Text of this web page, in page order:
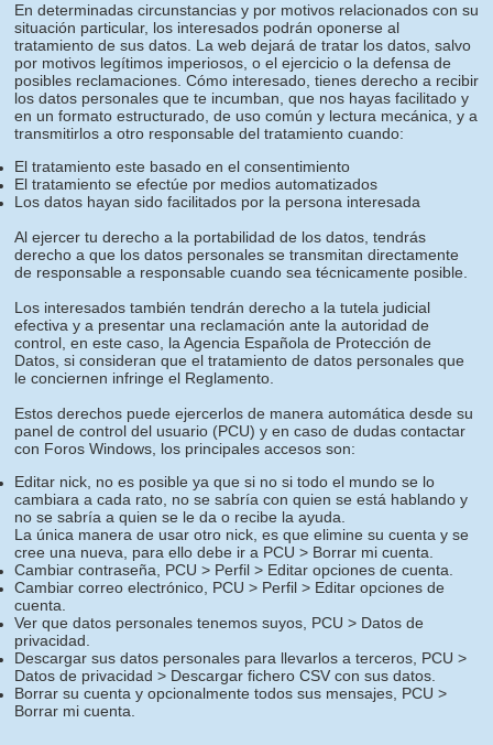
En determinadas circunstancias y por motivos relacionados con su
situación particular, los interesados podrán oponerse al
tratamiento de sus datos. La web dejará de tratar los datos, salvo
por motivos legítimos imperiosos, o el ejercicio o la defensa de
posibles reclamaciones. Cómo interesado, tienes derecho a recibir
los datos personales que te incumban, que nos hayas facilitado y
en un formato estructurado, de uso común y lectura mecánica, y a
transmitirlos a otro responsable del tratamiento cuando:
El tratamiento este basado en el consentimiento
El tratamiento se efectúe por medios automatizados
Los datos hayan sido facilitados por la persona interesada
Al ejercer tu derecho a la portabilidad de los datos, tendrás
derecho a que los datos personales se transmitan directamente
de responsable a responsable cuando sea técnicamente posible.
Los interesados también tendrán derecho a la tutela judicial
efectiva y a presentar una reclamación ante la autoridad de
control, en este caso, la Agencia Española de Protección de
Datos, si consideran que el tratamiento de datos personales que
le conciernen infringe el Reglamento.
Estos derechos puede ejercerlos de manera automática desde su
panel de control del usuario (PCU) y en caso de dudas contactar
con Foros Windows, los principales accesos son:
Editar nick, no es posible ya que si no si todo el mundo se lo
cambiara a cada rato, no se sabría con quien se está hablando y
no se sabría a quien se le da o recibe la ayuda.
La única manera de usar otro nick, es que elimine su cuenta y se
cree una nueva, para ello debe ir a PCU > Borrar mi cuenta.
Cambiar contraseña, PCU > Perfil > Editar opciones de cuenta.
Cambiar correo electrónico, PCU > Perfil > Editar opciones de
cuenta.
Ver que datos personales tenemos suyos, PCU > Datos de
privacidad.
Descargar sus datos personales para llevarlos a terceros, PCU >
Datos de privacidad > Descargar fichero CSV con sus datos.
Borrar su cuenta y opcionalmente todos sus mensajes, PCU >
Borrar mi cuenta.